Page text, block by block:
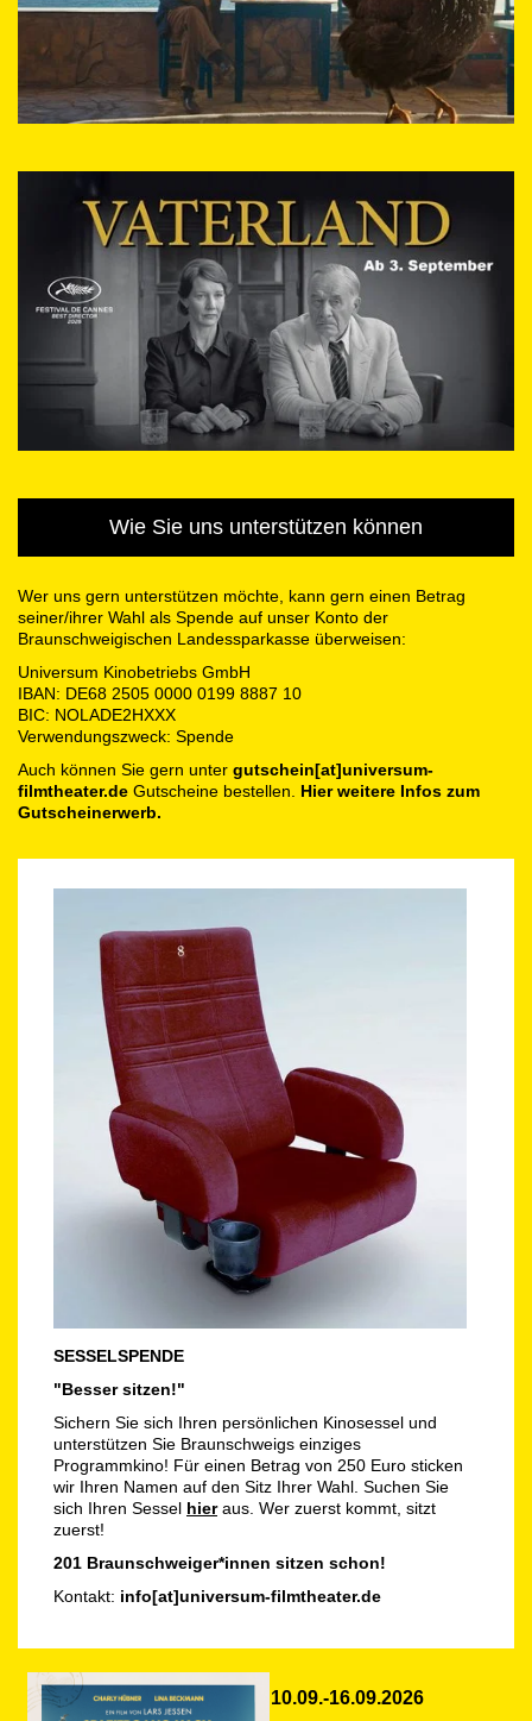
Wie Sie uns unterstützen können
Wer uns gern unterstützen möchte, kann gern einen Betrag
seiner/ihrer Wahl als Spende auf unser Konto der
Braunschweigischen Landessparkasse überweisen:
Universum Kinobetriebs GmbH
IBAN: DE68 2505 0000 0199 8887 10
BIC: NOLADE2HXXX
Verwendungszweck: Spende
Auch können Sie gern unter gutschein[at]universum-
filmtheater.de Gutscheine bestellen. Hier weitere Infos zum
Gutscheinerwerb.
SESSELSPENDE
"Besser sitzen!"
Sichern Sie sich Ihren persönlichen Kinosessel und
unterstützen Sie Braunschweigs einziges
Programmkino! Für einen Betrag von 250 Euro sticken
wir Ihren Namen auf den Sitz Ihrer Wahl. Suchen Sie
sich Ihren Sessel hieraus. Wer zuerst kommt, sitzt
zuerst!
201 Braunschweiger*innen sitzen schon!
Kontakt: info[at]universum-filmtheater.de
10.09.-16.09.2026